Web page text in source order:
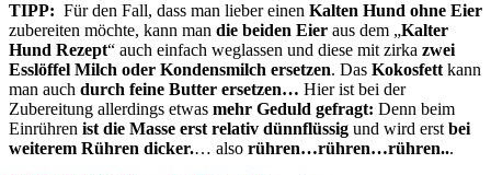
TIPP: Für den Fall, dass man lieber einen Kalten Hund ohne Eier
zubereiten möchte, kann man die beiden Eier aus dem „Kalter
Hund Rezept“ auch einfach weglassen und diese mit zirka zwei
Esslöffel Milch oder Kondensmilch ersetzen. Das Kokosfettkann
man auch durch feine Butter ersetzen… Hier ist bei der
Zubereitung allerdings etwas mehr Geduld gefragt: Denn beim
Einrühren ist die Masse erst relativ dünnflüssig und wird erstbei
weiterem Rühren dicker.… also rühren…rühren…rühren...